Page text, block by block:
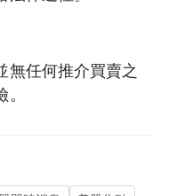
無任何推介買賣之